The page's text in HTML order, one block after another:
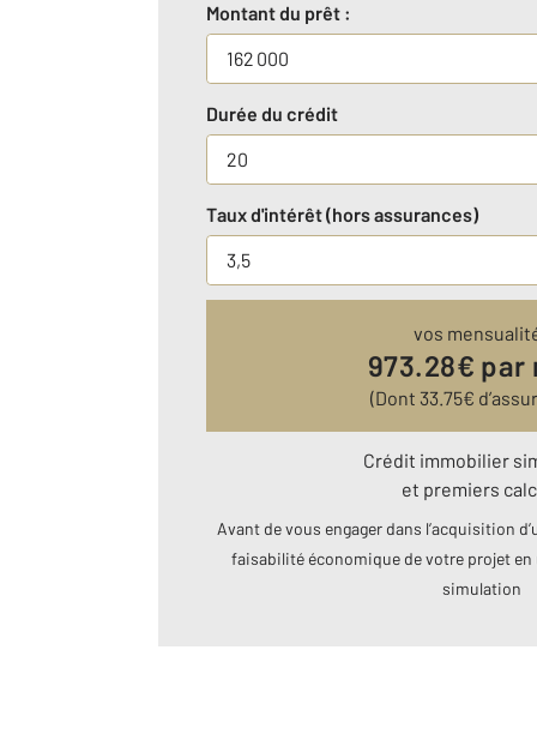
Montant du prêt :
Durée du crédit
Taux d'intérêt (hors assurances)
vos
973.28€ par
(Dont 33.75€
Crédit immobilier
et premiers
Avant de vous engager dans l’acquisition
faisabilité économique de votre projet
simulation